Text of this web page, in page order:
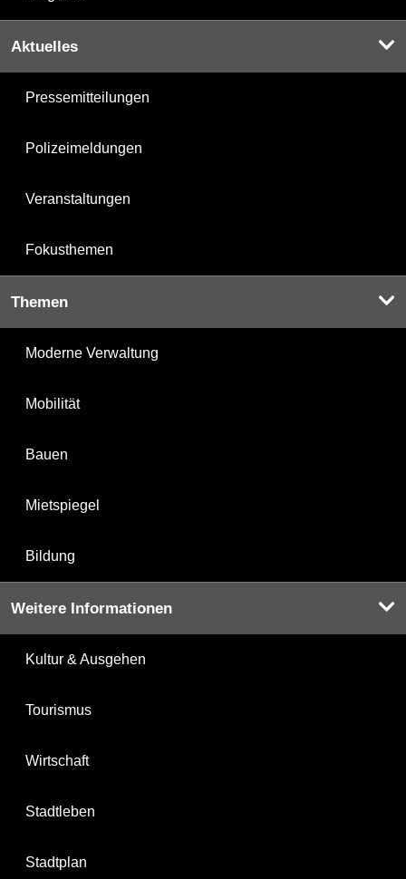
Aktuelles
Pressemitteilungen
Polizeimeldungen
Veranstaltungen
Fokusthemen
Themen
Moderne Verwaltung
Mobilität
Bauen
Mietspiegel
Bildung
Weitere Informationen
Kultur & Ausgehen
Tourismus
Wirtschaft
Stadtleben
Stadtplan